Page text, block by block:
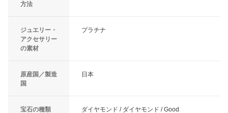
方法
ジュエリー・
アクセサリー
の素材
プラチナ
原産国／製造
国
日本
宝石の種類 ダイヤモンド / ダイヤモンド / Good